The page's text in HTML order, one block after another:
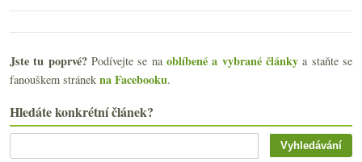
Jste tu poprvé?Podívejte se naoblíbené a vybrané články a staňte se
fanouškem stránek na Facebooku.
Hledáte konkrétní článek?